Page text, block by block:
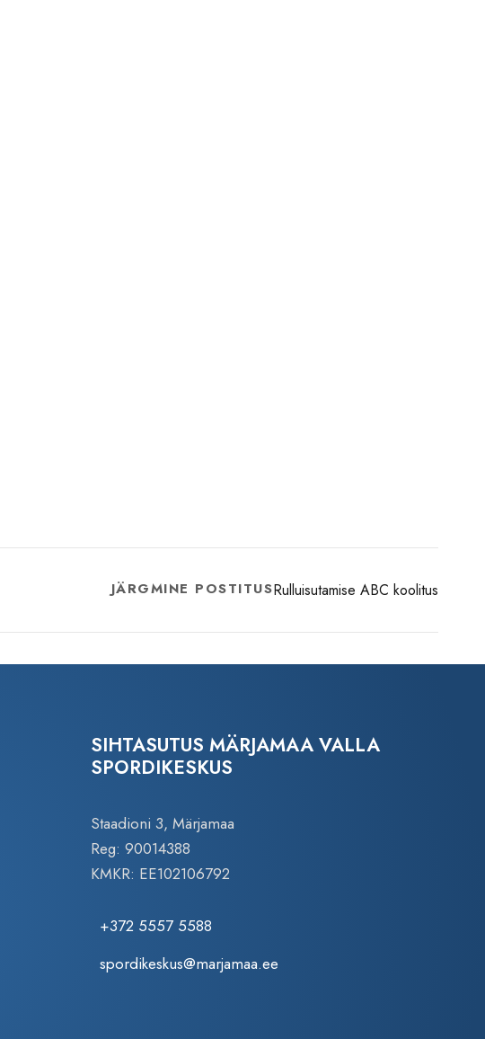
JÄRGMINE POSTITUSRulluisutamise ABC koolitus
SIHTASUTUS MÄRJAMAA VALLA
SPORDIKESKUS
Staadioni 3, Märjamaa
Reg: 90014388
KMKR: EE102106792
+372 5557 5588
spordikeskus@marjamaa.ee